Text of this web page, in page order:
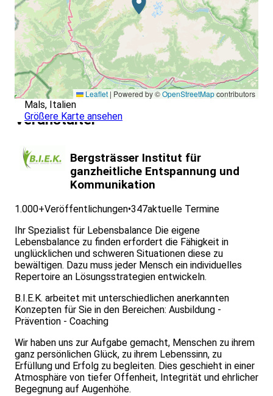
mit Stress entwickeln möchten.
Voraussetzungen im Überblick:
Interesse an körperlicher Bewegung und persönlicher
Weiterentwicklung
Offenheit für Yoga, Achtsamkeit und Reflexion in der
Natur
Normale körperliche Belastbarkeit für Wanderungen von
ca. 1–2 Stunden (in gemäßigtem Tempo und mit Pausen)
Bereitschaft zur aktiven Teilnahme an Gesprächen über
Themen wie mentale Gesundheit, Stress, Selbstfürsorge
und Arbeitskultur
Yoga-Einheiten werden individuell angepasst und bieten
Alternativen für unterschiedliche körperliche
Voraussetzungen.
Leaflet | Powered by ©OpenStreetMapcontributors
Mals, Italien
Größere Karte ansehen
Veranstalter
Bergsträsser Institut für
ganzheitliche Entspannung und
Kommunikation
1.000+Veröffentlichungen•347aktuelle Termine
Ihr Spezialist für Lebensbalance Die eigene
Lebensbalance zu finden erfordert die Fähigkeit in
unglücklichen und schweren Situationen diese zu
bewältigen. Dazu muss jeder Mensch ein individuelles
Repertoire an Lösungsstrategien entwickeln.
B.I.E.K. arbeitet mit unterschiedlichen anerkannten
Konzepten für Sie in den Bereichen: Ausbildung -
Prävention - Coaching
Wir haben uns zur Aufgabe gemacht, Menschen zu ihrem
ganz persönlichen Glück, zu ihrem Lebenssinn, zu
Erfüllung und Erfolg zu begleiten. Dies geschieht in einer
Atmosphäre von tiefer Offenheit, Integrität und ehrlicher
Begegnung auf Augenhöhe.